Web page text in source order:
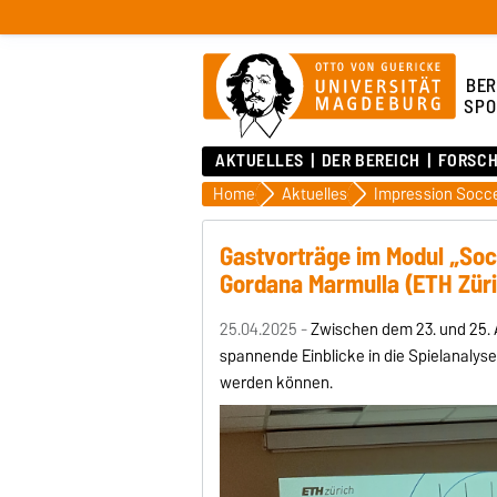
AKTUELLES DER BEREICH
Home Aktuelles Impression
Gastvorträge im Modul
Gordana Marmulla (ETH
25.04.2025 -Zwischen dem 23. und
spannende Einblicke in die
werden können.